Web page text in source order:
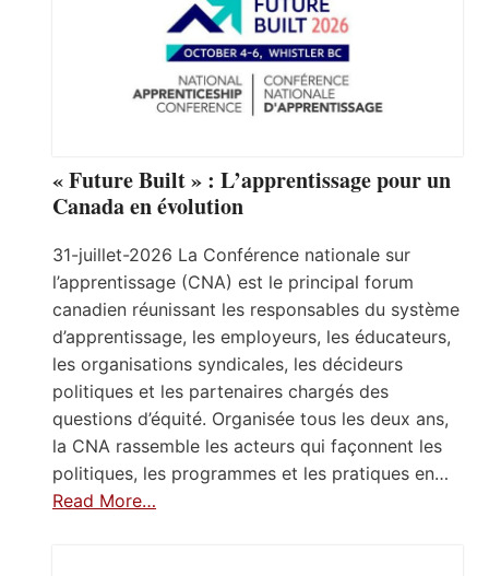
« Future Built » : L’apprentissage pour un
Canada en évolution
31-juillet-2026 La Conférence nationale sur
l’apprentissage (CNA) est le principal forum
canadien réunissant les responsables du système
d’apprentissage, les employeurs, les éducateurs,
les organisations syndicales, les décideurs
politiques et les partenaires chargés des
questions d’équité. Organisée tous les deux ans,
la CNA rassemble les acteurs qui façonnent les
politiques, les programmes et les pratiques en…
Read More…